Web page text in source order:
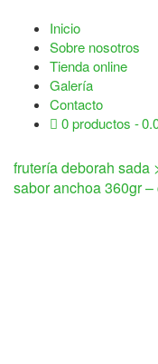
Inicio
Sobre nosotros
Tienda online
Galería
Contacto
0 productos
frutería deborah sada
sabor anchoa 360gr